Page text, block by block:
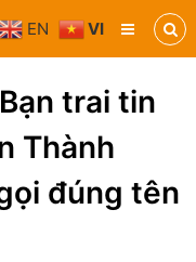
trai tin
Thành
đúng tên
EN VI